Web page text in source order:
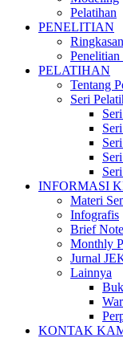
Pelatihan
PENELITIAN
Penelitian
PELATIHAN
Tentang
Seri
INFORMASI
Materi
Infografis
Brief
Monthly
Jurnal
Lainnya
KONTAK